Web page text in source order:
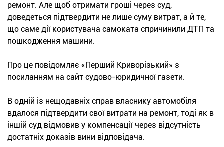
ремонт. Але щоб отримати гроші через суд,
доведеться підтвердити не лише суму витрат, а й те,
що саме дії користувача самоката спричинили ДТП та
пошкодження машини.
Про це повідомляє «Перший Криворізький» з
посиланням на сайт судово-юридичної газети.
В одній із нещодавніх справ власнику автомобіля
вдалося підтвердити свої витрати на ремонт, тоді як в
іншій суд відмовив у компенсації через відсутність
достатніх доказів вини відповідача.